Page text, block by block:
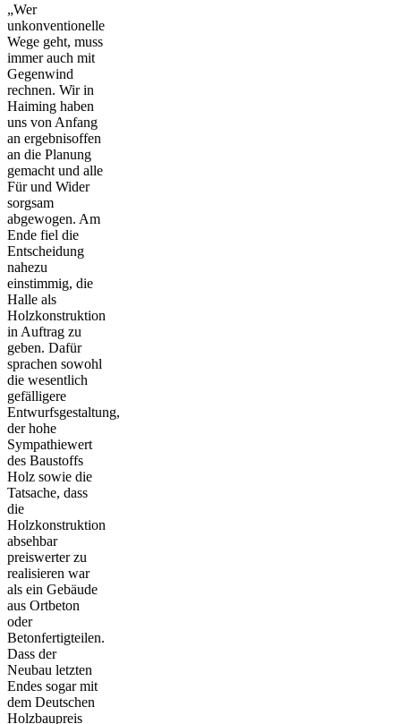
„Wer
unkonventionelle
Wege geht, muss
immer auch mit
Gegenwind
rechnen. Wir in
Haiming haben
uns von Anfang
an ergebnisoffen
an die Planung
gemacht und alle
Für und Wider
sorgsam
abgewogen. Am
Ende fiel die
Entscheidung
nahezu
einstimmig, die
Halle als
Holzkonstruktion
in Auftrag zu
geben. Dafür
sprachen sowohl
die wesentlich
gefälligere
Entwurfsgestaltung,
der hohe
Sympathiewert
des Baustoffs
Holz sowie die
Tatsache, dass
die
Holzkonstruktion
absehbar
preiswerter zu
realisieren war
als ein Gebäude
aus Ortbeton
oder
Betonfertigteilen.
Dass der
Neubau letzten
Endes sogar mit
dem Deutschen
Holzbaupreis